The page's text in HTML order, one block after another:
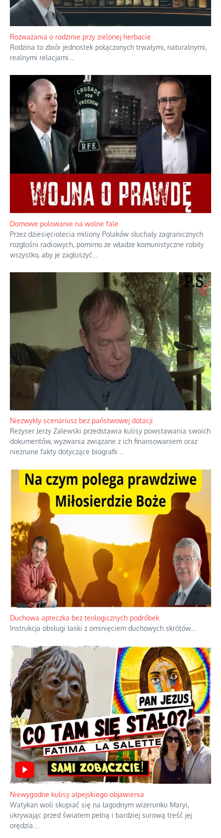
Bezobsługowe muzeum objawień w Alpach
Boże, nikt tego nie pilnuje, nic kompletnie....
Rozważania o rodzinie przy zielonej herbacie
Rodzina to zbiór jednostek połączonych trwałymi, naturalnymi,
realnymi relacjami....
Domowe polowanie na wolne fale
Przez dziesięciolecia miliony Polaków słuchały zagranicznych
rozgłośni radiowych, pomimo że władze komunistyczne robiły
wszystko, aby je zagłuszyć....
Niezwykły scenariusz bez państwowej dotacji
Reżyser Jerzy Zalewski przedstawia kulisy powstawania swoich
dokumentów, wyzwania związane z ich finansowaniem oraz
nieznane fakty dotyczące biografii...
Duchowa apteczka bez teologicznych podróbek
Instrukcja obsługi łaski z ominięciem duchowych skrótów.